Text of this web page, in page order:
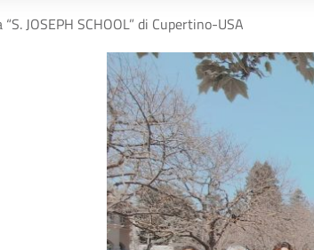
JOSEPH SCHOOL” di Cupertino-USA